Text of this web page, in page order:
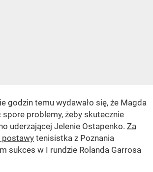
godzin temu wydawało się, że Magda
problemy, żeby skutecznie
uderzającej Jelenie Ostapenko. Za
postawy tenisistka z Poznania
sukces w I rundzie Rolanda Garrosa